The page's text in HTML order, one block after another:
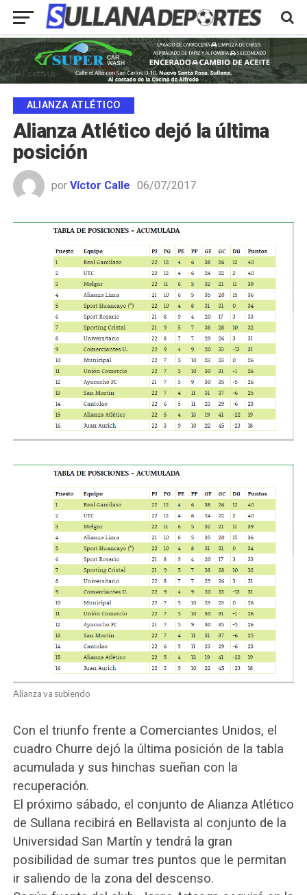
ALIANZA ATLÉTICO
Alianza Atlético dejó la última
posición
por Víctor Calle 06/07/2017
Alianza va subiendo
Con el triunfo frente a Comerciantes Unidos, el
cuadro Churre dejó la última posición de la tabla
acumulada y sus hinchas sueñan con la
recuperación.
El próximo sábado, el conjunto de Alianza Atlético
de Sullana recibirá en Bellavista al conjunto de la
Universidad San Martín y tendrá la gran
posibilidad de sumar tres puntos que le permitan
ir saliendo de la zona del descenso.